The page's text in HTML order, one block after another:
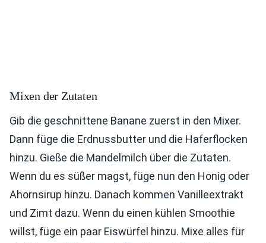
Mixen der Zutaten
Gib die geschnittene Banane zuerst in den Mixer.
Dann füge die Erdnussbutter und die Haferflocken
hinzu. Gieße die Mandelmilch über die Zutaten.
Wenn du es süßer magst, füge nun den Honig oder
Ahornsirup hinzu. Danach kommen Vanilleextrakt
und Zimt dazu. Wenn du einen kühlen Smoothie
willst, füge ein paar Eiswürfel hinzu. Mixe alles für